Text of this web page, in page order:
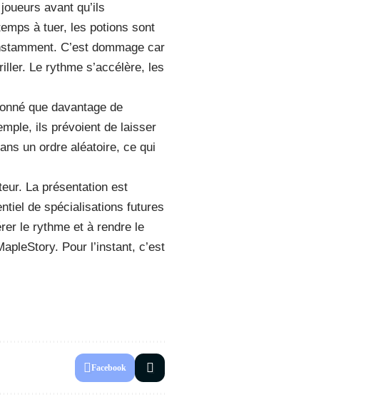
avant qu’ils
à tuer, les potions sont
C’est dommage car
Le rythme s’accélère, les
que davantage de
ils prévoient de laisser
un ordre aléatoire, ce qui
La présentation est
de spécialisations futures
le rythme et à rendre le
Pour l’instant, c’est
Facebook